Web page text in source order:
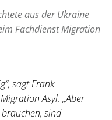
aus der Ukraine
Fachdienst Migration
sagt Frank
Asyl. „Aber
sind